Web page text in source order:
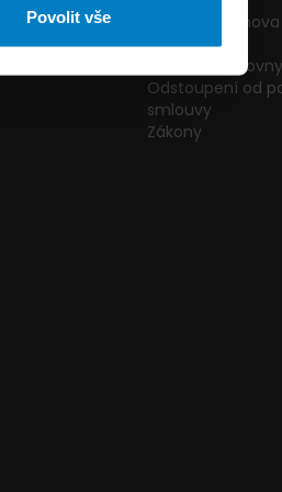
Povolit vše
Pojištění
podmínky
Změna
Odstoupení od
smlouvy
Zákony